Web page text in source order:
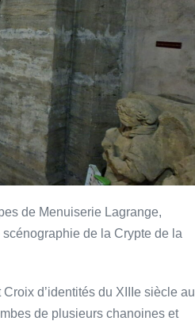
de Menuiserie Lagrange,
de la Crypte de la
d’identités du XIIIe siècle au
de plusieurs chanoines et